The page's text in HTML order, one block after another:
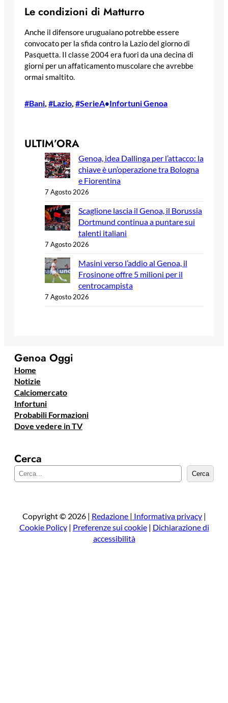
Le condizioni di Matturro
Anche il difensore uruguaiano potrebbe essere
convocato per la sfida contro la Lazio del giorno di
Pasquetta. Il classe 2004 era fuori da una decina di
giorni per un affaticamento muscolare che avrebbe
ormai smaltito.
#Bani, #Lazio, #SerieA•Infortuni Genoa
ULTIM’ORA
Genoa, idea Dallinga per l’attacco: la
chiave è un’operazione tra Bologna
e Fiorentina
7 Agosto 2026
Scaglione lascia il Genoa, il Borussia
Dortmund continua a puntare sui
talenti italiani
7 Agosto 2026
Masini verso l’addio al Genoa, il
Frosinone offre 5 milioni per il
centrocampista
7 Agosto 2026
Genoa Oggi
Home
Notizie
Calciomercato
Infortuni
Probabili Formazioni
Dove vedere in TV
Cerca
e
a
Cerca
Copyright © 2026 | Redazione | Informativa privacy|
Cookie Policy| Preferenze sui cookie| Dichiarazione di
accessibilità